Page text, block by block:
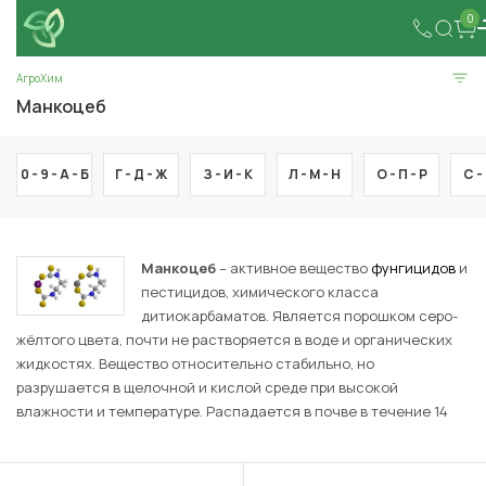
0
АгроХим
Манкоцеб
0 - 9 -А - Б Г - Д -Ж З - И - К Л - М - Н О - П - Р С -
Манкоцеб– активное вещество фунгицидов и
пестицидов, химического класса
дитиокарбаматов. Является порошком серо-
жёлтого цвета, почти не растворяется в воде и органических
жидкостях. Вещество относительно стабильно, но
разрушается в щелочной и кислой среде при высокой
влажности и температуре. Распадается в почве в течение 14
сельском хозяйстве против болезней растений от питиевых и